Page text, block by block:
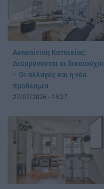
Ανακαίνιση Κατοικίας:
Διευρύνονται οι δικαιούχοι
– Οι αλλαγές και η νέα
προθεσμία
27/07/2026 - 15:27